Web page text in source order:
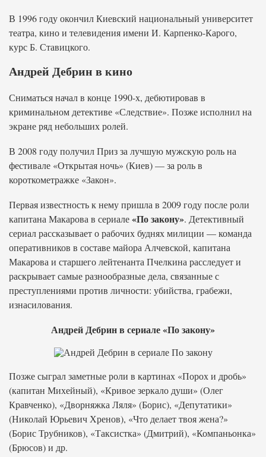
В 1996 году окончил Киевский национальный университет
театра, кино и телевидения имени И. Карпенко-Карого,
курс Б. Ставицкого.
Андрей Дебрин в кино
Сниматься начал в конце 1990-х, дебютировав в
криминальном детективе «Следствие». Позже исполнил на
экране ряд небольших ролей.
В 2008 году получил Приз за лучшую мужскую роль на
фестивале «Открытая ночь» (Киев) — за роль в
короткометражке «Закон».
Первая известность к нему пришла в 2009 году после роли
капитана Макарова в сериале«По закону». Детективный
сериал рассказывает о рабочих буднях милиции — команда
оперативников в составе майора Алчевской, капитана
Макарова и старшего лейтенанта Пчелкина расследует и
раскрывает самые разнообразные дела, связанные с
преступлениями против личности: убийства, грабежи,
изнасилования.
Андрей Дебрин в сериале «По закону»
Позже сыграл заметные роли в картинах «Порох и дробь»
(капитан Михейный), «Кривое зеркало души» (Олег
Кравченко), «Дворняжка Ляля» (Борис), «Депутатики»
(Николай Юрьевич Хренов), «Что делает твоя жена?»
(Борис Трубников), «Таксистка» (Дмитрий), «Компаньонка»
(Брюсов) и др.